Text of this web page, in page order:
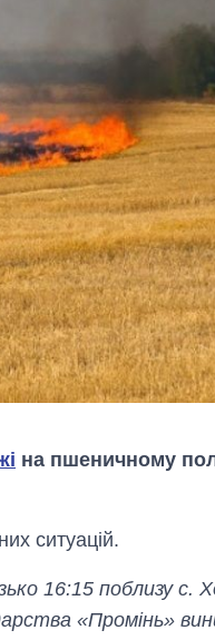
на пшеничному
ситуацій.
16:15 поблизу с.
«Промінь»